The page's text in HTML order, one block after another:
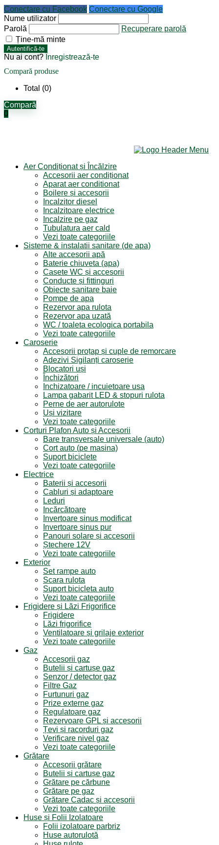
Conectare cu Facebook Conectare cu Google
Nume utilizator
Parolă
Recuperare parolă
Ține-mă minte
Autentifică-te
Nu ai cont? Înregistrează-te
Compară produse
Total (0)
Compară
0
Aer Condiționat și Încălzire
Accesorii aer condiționat
Aparat aer conditionat
Boilere și accesorii
Incalzitor diesel
Incalzitoare electrice
Incalzire pe gaz
Tubulatura aer cald
Vezi toate categoriile
Sisteme & instalatii sanitare (de apa)
Alte accesorii apă
Baterie chiuveta (apa)
Casete WC și accesorii
Conducte și fittinguri
Obiecte sanitare baie
Pompe de apa
Rezervor apa rulota
Rezervor apa uzată
WC / toaleta ecologica portabila
Vezi toate categoriile
Caroserie
Accesorii proțap și cuple de remorcare
Adezivi Sigilanți caroserie
Blocatori uși
Închizători
Inchizatoare / incuietoare usa
Lampa gabarit LED & stopuri rulota
Perne de aer autorulote
Uși vizitare
Vezi toate categoriile
Corturi Plafon Auto și Accesorii
Bare transversale universale (auto)
Cort auto (pe masina)
Suport biciclete
Vezi toate categoriile
Electrice
Baterii și accesorii
Cabluri și adaptoare
Leduri
Incărcătoare
Invertoare sinus modificat
Invertoare sinus pur
Panouri solare și accesorii
Ștechere 12V
Vezi toate categoriile
Exterior
Set rampe auto
Scara rulota
Suport bicicleta auto
Vezi toate categoriile
Frigidere și Lăzi Frigorifice
Frigidere
Lăzi frigorifice
Ventilatoare și grilaje exterior
Vezi toate categoriile
Gaz
Accesorii gaz
Butelii și cartușe gaz
Senzor / detector gaz
Filtre Gaz
Furtunuri gaz
Prize externe gaz
Regulatoare gaz
Rezervoare GPL și accesorii
Țevi și racorduri gaz
Verificare nivel gaz
Vezi toate categoriile
Grătare
Accesorii grătare
Butelii și cartușe gaz
Grătare pe cărbune
Grătare pe gaz
Grătare Cadac și accesorii
Vezi toate categoriile
Huse și Folii Izolatoare
Folii izolatoare parbriz
Huse autorulotă